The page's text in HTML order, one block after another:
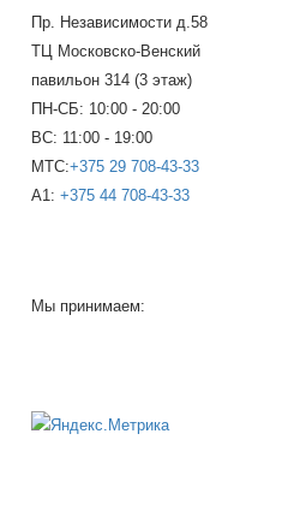
Пр. Независимости д.58
ТЦ Московско-Венский
павильон 314 (3 этаж)
ПН-СБ: 10:00 - 20:00
ВС: 11:00 - 19:00
МТС:+375 29 708-43-33
A1: +375 44 708-43-33
Мы принимаем: